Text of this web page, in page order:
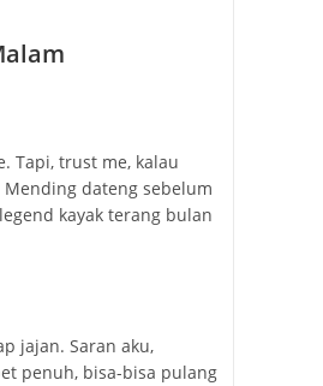
Tapi, trust me, kalau
dateng sebelum
kayak terang bulan
jajan. Saran aku,
penuh, bisa-bisa pulang